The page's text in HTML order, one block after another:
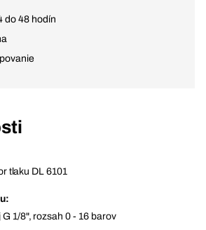
do 48 hodín
tlaku DL 6101
1/8", rozsah 0 - 16 barov